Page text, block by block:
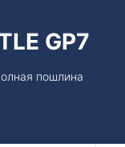
GP7
пошлина